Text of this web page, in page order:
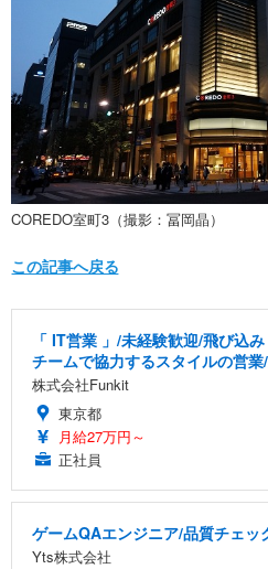
ショッピング
COREDO室町3（撮影：冨岡晶）
この記事へ戻る
「 IT営業 」/未経験歓迎/飛び込
チームで協力するスタイルの営
株式会社Funkit
東京都
月給27万円～
正社員
ゲームQAエンジニア/品質チェッ
Yts株式会社